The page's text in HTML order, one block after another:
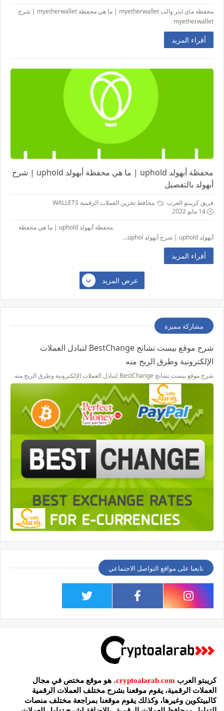
محفظة ماي ايثر والت myetherwallet | ما هي محفظة myetherwallet | شرح
myetherwallet
أقراء المزيد
محفظة أبهولد uphold | ما هي محفظة أبهولد uphold | شرح
أبهولد بالتفصيل
فريق كريبتو العرب
محافظ تخزين العملات الرقمية WALLETS
14 مايو 2022
محفظة أبهولد uphold | ما هي محفظة
أبهولد uphold | شرح أبهولد uphol...
أقراء المزيد
عرض المزيد
مشاركة مميزة
شرح موقع بيست تشانج BestChange لتبادل العملات
الإلكترونية وطرق الربح منه
شرح موقع بيست تشانج BestChange لتبادل العملات الإلكترونية وطرق الربح منه
تابعنا على مواقع التواصل الاجتماعي
كريبتو العرب cryptoalarab.com، هو موقع مختص في مجال
العملات الرقمية، يقوم موقعنا بشرح مختلف العملات الرقمية
كالبيتكوين وغيرها، وكذلك يقوم موقعنا بمراجعة مختلف منصات